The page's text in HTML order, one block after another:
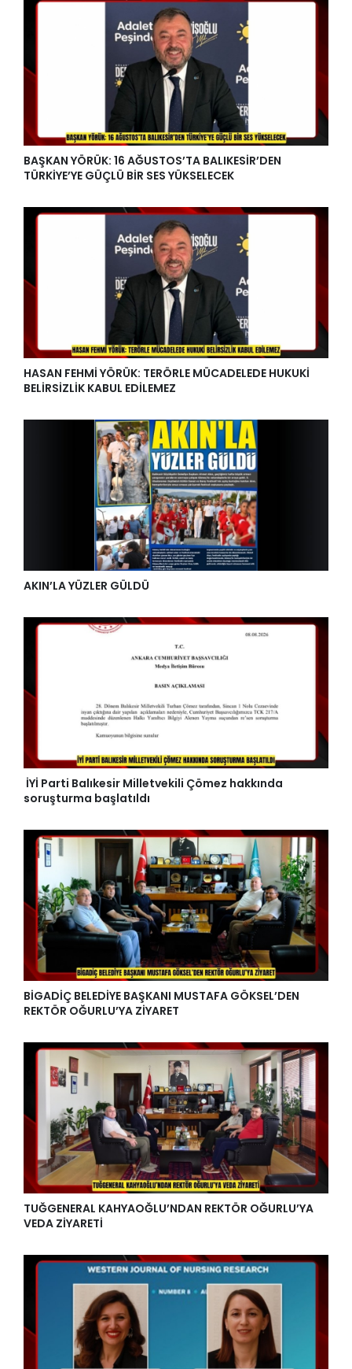
BAŞKAN YÖRÜK: 16 AĞUSTOS’TA BALIKESİR’DEN
TÜRKİYE’YE GÜÇLÜ BİR SES YÜKSELECEK
HASAN FEHMİ YÖRÜK: TERÖRLE MÜCADELEDE HUKUKİ
BELİRSİZLİK KABUL EDİLEMEZ
AKIN’LA YÜZLER GÜLDÜ
İYİ Parti Balıkesir Milletvekili Çömez hakkında
soruşturma başlatıldı
BİGADİÇ BELEDİYE BAŞKANI MUSTAFA GÖKSEL’DEN
REKTÖR OĞURLU’YA ZİYARET
TUĞGENERAL KAHYAOĞLU’NDAN REKTÖR OĞURLU’YA
VEDA ZİYARETİ